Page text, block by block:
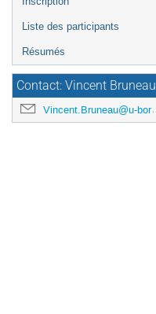
Liste des participants
Résumés
Contact: Vincent Bruneau
Vincent.Bruneau@u-bordeaux.fr